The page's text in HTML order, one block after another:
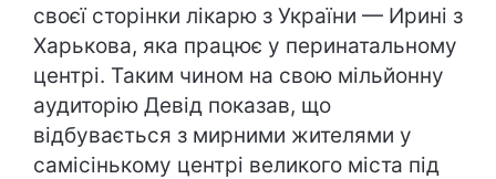
своєї сторінки лікарю з України — Ирині з
Харькова, яка працює у перинатальному
центрі. Таким чином на свою мільйонну
аудиторію Девід показав, що
відбувається з мирними жителями у
самісінькому центрі великого міста під